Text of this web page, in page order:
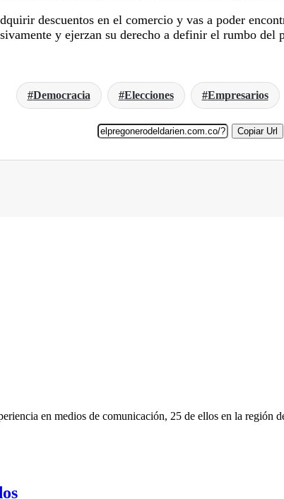
descuentos en el comercio y vas a poder
y ejerzan su derecho a definir el rumbo
Democracia Elecciones Empresarios
Copiar Url
en medios de comunicación, 25 de ellos en la región